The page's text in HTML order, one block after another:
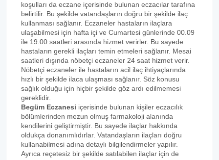
koşulları da eczane içerisinde bulunan eczacılar tarafına
belirtilir. Bu şekilde vatandaşların doğru bir şekilde ilaç
kullanması sağlanır. Eczaneler hastaların ilaçlara
ulaşabilmesi için hafta içi ve Cumartesi günlerinde 00.09
ile 19.00 saatleri arasında hizmet verirler. Bu sayede
hastaların gerekli ilaçları temin etmeleri sağlanır. Mesai
saatleri dışında nöbetçi eczaneler 24 saat hizmet verir.
Nöbetçi eczaneler ile hastaların acil ilaç ihtiyaçlarında
hızlı bir şekilde ilaca ulaşması sağlanır. Söz konusu
sağlık olduğu için hiçbir şekilde göz ardı edilmemesi
gereklidir.
Begüm Eczanesi içerisinde bulunan kişiler eczacılık
bölümlerinden mezun olmuş farmakoloji alanında
kendilerini geliştirmiştir. Bu sayede ilaçlar hakkında
oldukça donanımlıdırlar. Vatandaşların ilaçları doğru
kullanabilmesi adına detaylı bilgilendirmeler yapılır.
Ayrıca reçetesiz bir şekilde satılabilen ilaçlar için de